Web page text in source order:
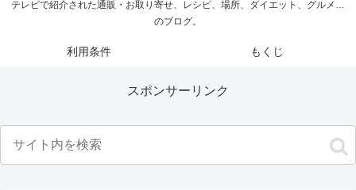
テレビで紹介された通販・お取り寄せ、レシピ、場所、ダイエット、グルメ…
のブログ。
利用条件 もくじ
スポンサーリンク